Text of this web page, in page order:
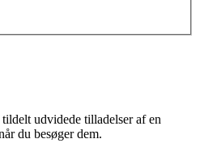
udvidede tilladelser af en
du besøger dem.